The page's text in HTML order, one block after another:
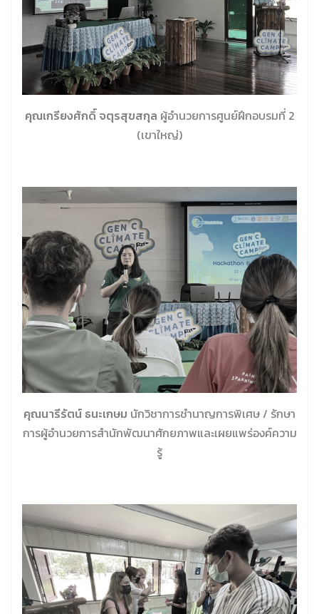
คุณเกรียงศักดิ์ จตุรสุขสกุล ผู้อำนวยการศูนย์ฝึกอบรมที่ 2
(เขาใหญ่)
คุณนารีรัตน์ ธนะเกษม นักวิชาการชำนาญการพิเศษ / รักษา
การผู้อำนวยการสำนักพัฒนาศักยภาพและเผยแพร่องค์ความ
รู้